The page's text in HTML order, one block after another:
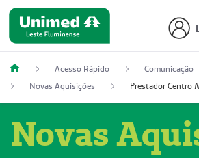
Acesso Rápido
Comunicação
Novas Aquisições
Novas